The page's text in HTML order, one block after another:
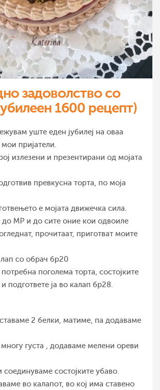
задоволство со
1600 рецепт)
уште еден јубилеј на оваа
пријатели.
излезени и презентирани од мојата
превкусна торта, по моја
е мојата движечка сила.
до МР и до сите оние кои одвоиле
прочитаат, приготват моите
со обрач бр20
поголема торта, состојките
и подгответе ја во калап бр28.
2 белки, матиме, па додаваме
многу густа , додаваме мелени ореви
состојките убаво.
во калапот, во кој има ставено